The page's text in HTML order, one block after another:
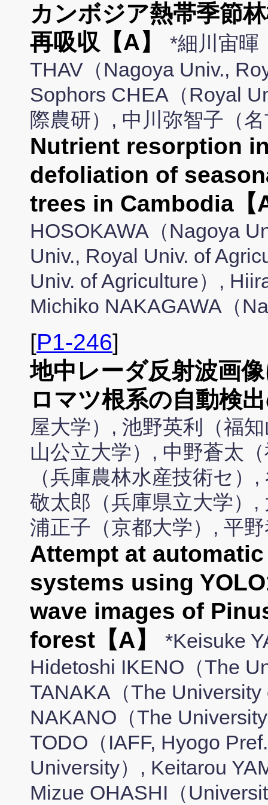
カンボジア熱帯季節
再吸収【A】
*細川宙暉
THAV（Nagoya Univ.,
Sophors CHEA（Royal
際農研）, 中川弥智子（
Nutrient resorption
defoliation of
trees in Cambodia【
HOSOKAWA（Nagoya
Univ., Royal Univ. of
Univ. of Agriculture）,
Michiko NAKAGAWA（
[P1-246]
地中レーダ反射波画
ロマツ根系の自動検
屋大学）, 池野英利（福
山公立大学）, 中野蒼太
（兵庫農林水産技術セ
敬太郎（兵庫県立大学）
浦正子（京都大学）, 平
Attempt at
systems using
wave images of
forest【A】
*Keisuke
Hidetoshi IKENO（The
TANAKA（The
NAKANO（The
TODO（IAFF, Hyogo
University）, Keitarou
Mizue OHASHI（